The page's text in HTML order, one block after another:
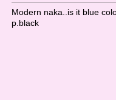
Modern naka..is it blue
p.black